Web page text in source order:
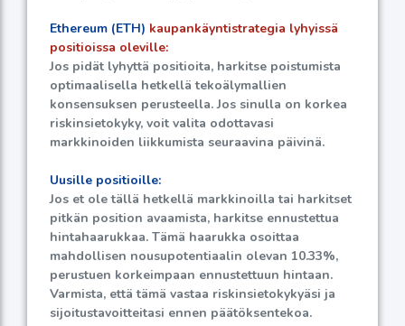
Ethereum (ETH) kaupankäyntistrategia lyhyissä
positioissa oleville:
Jos pidät lyhyttä positioita, harkitse poistumista
optimaalisella hetkellä tekoälymallien
konsensuksen perusteella. Jos sinulla on korkea
riskinsietokyky, voit valita odottavasi
markkinoiden liikkumista seuraavina päivinä.
Uusille positioille:
Jos et ole tällä hetkellä markkinoilla tai harkitset
pitkän position avaamista, harkitse ennustettua
hintahaarukkaa. Tämä haarukka osoittaa
mahdollisen nousupotentiaalin olevan 10.33%,
perustuen korkeimpaan ennustettuun hintaan.
Varmista, että tämä vastaa riskinsietokykyäsi ja
sijoitustavoitteitasi ennen päätöksentekoa.